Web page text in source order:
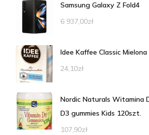
Samsung Galaxy Z Fold4
6 937,00zł
Idee Kaffee Classic
24,10zł
Nordic Naturals Witamina
D3 gummies Kids 120szt.
107,90zł